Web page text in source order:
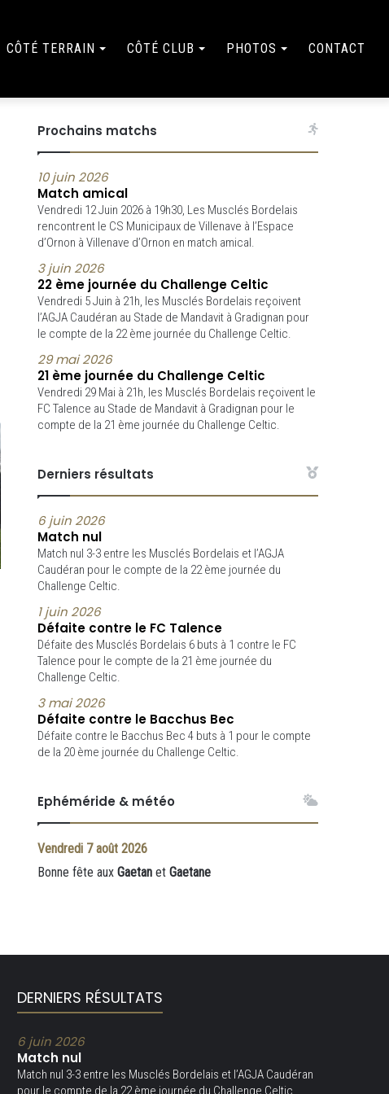
CÔTÉ TERRAIN CÔTÉ CLUB PHOTOS CONTACT
Prochains matchs
10 juin 2026
Match amical
Vendredi 12 Juin 2026 à 19h30, Les Musclés Bordelais
rencontrent le CS Municipaux de Villenave à l’Espace
d’Ornon à Villenave d’Ornon en match amical.
3 juin 2026
22 ème journée du Challenge Celtic
Vendredi 5 Juin à 21h, les Musclés Bordelais reçoivent
l’AGJA Caudéran au Stade de Mandavit à Gradignan pour
le compte de la 22 ème journée du Challenge Celtic.
29 mai 2026
21 ème journée du Challenge Celtic
Vendredi 29 Mai à 21h, les Musclés Bordelais reçoivent le
FC Talence au Stade de Mandavit à Gradignan pour le
compte de la 21 ème journée du Challenge Celtic.
Derniers résultats
6 juin 2026
Match nul
Match nul 3-3 entre les Musclés Bordelais et l’AGJA
Caudéran pour le compte de la 22 ème journée du
Challenge Celtic.
1 juin 2026
Défaite contre le FC Talence
Défaite des Musclés Bordelais 6 buts à 1 contre le FC
Talence pour le compte de la 21 ème journée du
Challenge Celtic.
3 mai 2026
Défaite contre le Bacchus Bec
Défaite contre le Bacchus Bec 4 buts à 1 pour le compte
de la 20 ème journée du Challenge Celtic.
Ephéméride & météo
Vendredi 7 août 2026
Bonne fête auxGaetan etGaetane
DERNIERS RÉSULTATS
6 juin 2026
Match nul
Match nul 3-3 entre les Musclés Bordelais et l’AGJA Caudéran
pour le compte de la 22 ème journée du Challenge Celtic.